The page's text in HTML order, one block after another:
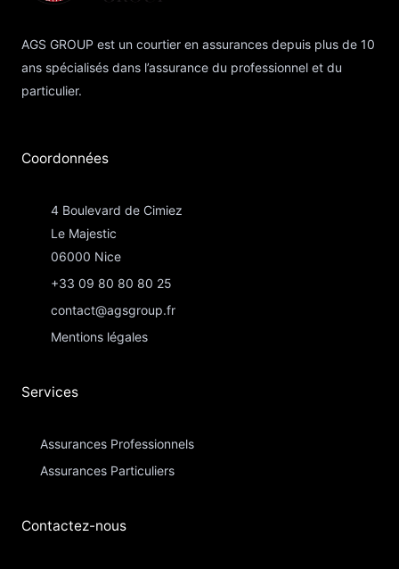
AGS GROUP est un courtier en assurances depuis plus de 10
ans spécialisés dans l’assurance du professionnel et du
particulier.
Coordonnées​
4 Boulevard de Cimiez
Le Majestic
06000 Nice
+33 09 80 80 80 25
contact@agsgroup.fr
Mentions légales
Services
Assurances Professionnels
Assurances Particuliers​
Contactez-nous​